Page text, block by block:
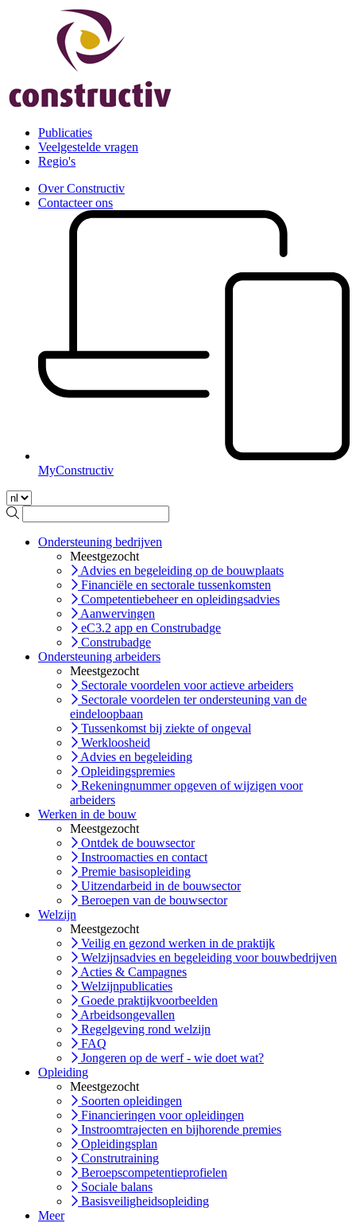
Publicaties
Veelgestelde vragen
Regio's
Over Constructiv
Contacteer ons
MyConstructiv
Ondersteuning bedrijven
Meestgezocht
Advies en begeleiding op de bouwplaats
Financiële en sectorale tussenkomsten
Competentiebeheer en opleidingsadvies
Aanwervingen
eC3.2 app en Construbadge
Construbadge
Ondersteuning arbeiders
Meestgezocht
Sectorale voordelen voor actieve arbeiders
Sectorale voordelen ter ondersteuning van de
eindeloopbaan
Tussenkomst bij ziekte of ongeval
Werkloosheid
Advies en begeleiding
Opleidingspremies
Rekeningnummer opgeven of wijzigen voor
arbeiders
Werken in de bouw
Meestgezocht
Ontdek de bouwsector
Instroomacties en contact
Premie basisopleiding
Uitzendarbeid in de bouwsector
Beroepen van de bouwsector
Welzijn
Meestgezocht
Veilig en gezond werken in de praktijk
Welzijnsadvies en begeleiding voor bouwbedrijven
Acties & Campagnes
Welzijnpublicaties
Goede praktijkvoorbeelden
Arbeidsongevallen
Regelgeving rond welzijn
FAQ
Jongeren op de werf - wie doet wat?
Opleiding
Meestgezocht
Soorten opleidingen
Financieringen voor opleidingen
Instroomtrajecten en bijhorende premies
Opleidingsplan
Construtraining
Beroepscompetentieprofielen
Sociale balans
Basisveiligheidsopleiding
Meer